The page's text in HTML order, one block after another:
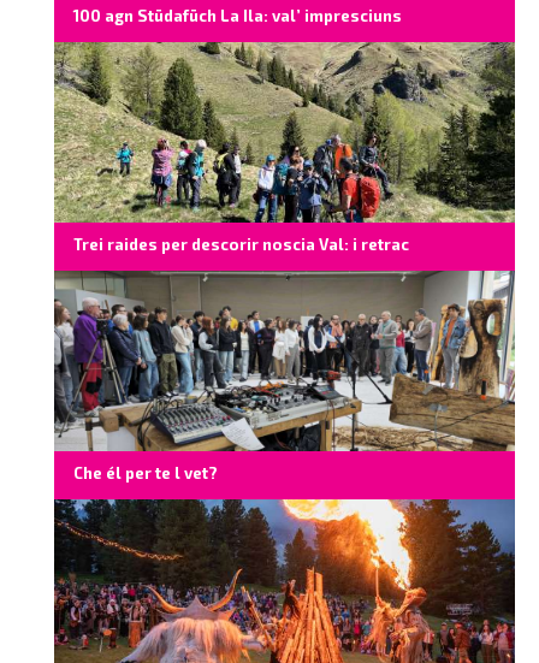
100 agn Stüdafüch La Ila: val’ impresciuns
Trei raides per descorir noscia Val: i retrac
Che él per te l vet?